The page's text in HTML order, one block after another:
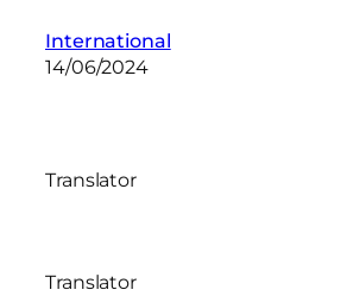
International
14/06/2024
Translator
Translator